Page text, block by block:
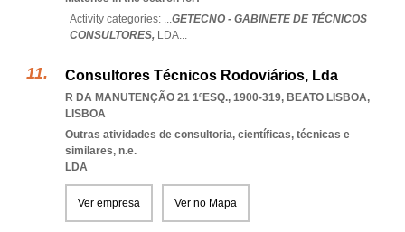
Activity categories: ...GETECNO - GABINETE DE TÉCNICOS
CONSULTORES, LDA...
Consultores Técnicos Rodoviários, Lda
R DA MANUTENÇÃO 21 1ºESQ., 1900-319, BEATO LISBOA,
LISBOA
Outras atividades de consultoria, científicas, técnicas e
similares, n.e.
LDA
Ver empresa Ver no Mapa